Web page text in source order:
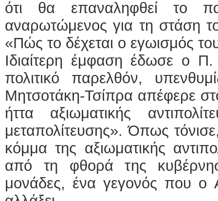
ότι θα επαναληφθεί το
αναρωτώμενος για τη στάση
«Πώς το δέχεται ο εγωισμός
Ιδιαίτερη έμφαση έδωσε ο
πολιτικό παρελθόν,
Μητσοτάκη-Τσίπρα απέφερε
ήττα αξιωματικής
μεταπολίτευσης». Όπως
κόμμα της αξιωματικής
από τη φθορά της
μονάδες, ένα γεγονός που ο